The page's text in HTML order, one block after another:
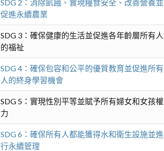
SDG 2：消除飢餓、實現糧食安全、改善營養並
促進永續農業
SDG 3：確保健康的生活並促進各年齡層所有人
的福祉
SDG 4：確保包容和公平的優質教育並促進所有
人的終身學習機會
SDG 5：實現性別平等並賦予所有婦女和女孩權
力
SDG 6：確保所有人都能獲得水和衛生設施並進
行永續管理